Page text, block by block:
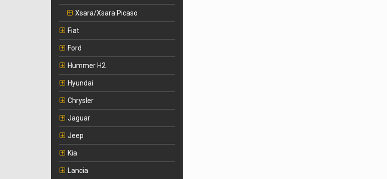
Xsara/Xsara Picaso
Fiat
Ford
Hummer H2
Hyundai
Chrysler
Jaguar
Jeep
Kia
Lancia